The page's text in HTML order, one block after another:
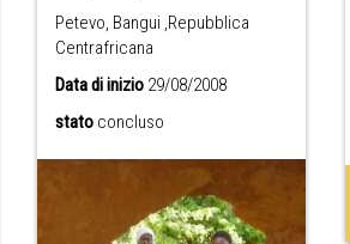
Petevo, Bangui ,Repubblica
Centrafricana
Data di inizio29/08/2008
stato concluso